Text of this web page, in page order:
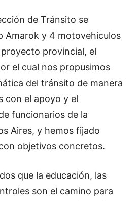
de Tránsito se
Amarok y 4 motovehículos
provincial, el
el cual nos propusimos
del tránsito de manera
con el apoyo y el
funcionarios de la
Aires, y hemos fijado
objetivos concretos.
que la educación, las
son el camino para